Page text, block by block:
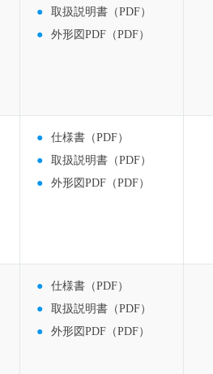
取扱説明書（PDF）
外形図PDF（PDF）
仕様書（PDF）
取扱説明書（PDF）
外形図PDF（PDF）
仕様書（PDF）
取扱説明書（PDF）
外形図PDF（PDF）